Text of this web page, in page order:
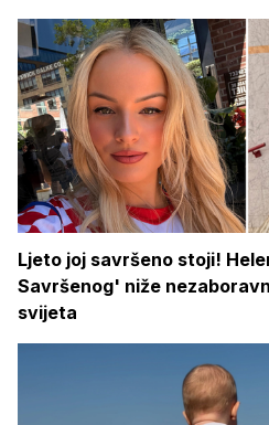
Ljeto joj savršeno stoji!
Savršenog' niže
svijeta